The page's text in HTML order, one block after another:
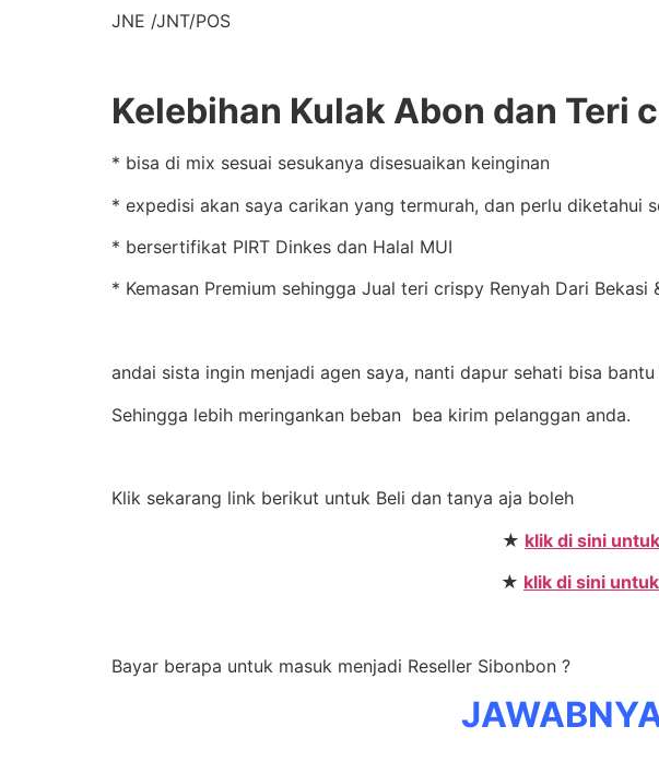
JNE /JNT/POS
Kelebihan Kulak Abon dan Teri
* bisa di mix sesuai sesukanya disesuaikan keinginan
* expedisi akan saya carikan yang termurah, dan perlu
* bersertifikat PIRT Dinkes dan Halal MUI
* Kemasan Premium sehingga Jual teri crispy Renyah Dari
andai sista ingin menjadi agen saya, nanti dapur sehati bisa
Sehingga lebih meringankan beban bea kirim pelanggan anda.
Klik sekarang link berikut untuk Beli dan tanya aja boleh
★ klik di sini
★ klik di sini
Bayar berapa untuk masuk menjadi Reseller Sibonbon ?